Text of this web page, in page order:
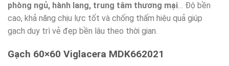
phòng ngủ, hành lang, trung tâm thương mại… Độ bền
cao, khả năng chịu lực tốt và chống thấm hiệu quả giúp
gạch duy trì vẻ đẹp bền lâu theo thời gian.
Gạch 60×60 Viglacera MDK662021